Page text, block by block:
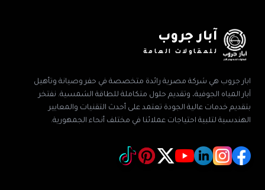
آبار جروب
للمقاولات العامة
ابار جروب هي شركة مصرية رائدة متخصصة في حفر وصيانة وتأهيل
آبار المياه الجوفية، وتقديم حلول متكاملة للطاقة الشمسية. نفتخر
بتقديم خدمات عالية الجودة تعتمد على أحدث التقنيات والمعايير
الهندسية لتلبية احتياجات عملائنا في مختلف أنحاء الجمهورية.